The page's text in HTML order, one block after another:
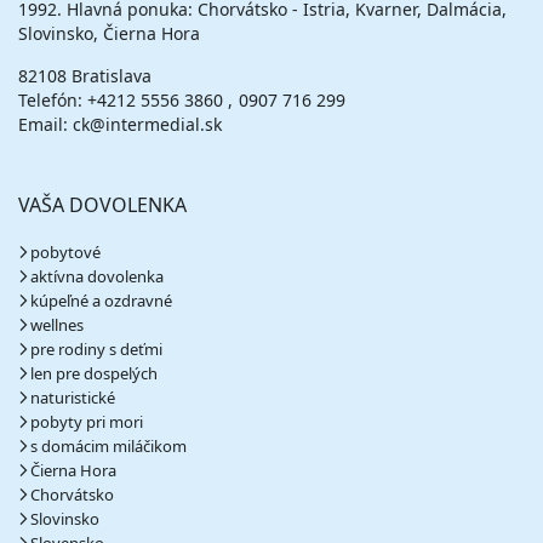
cena za 6 dní (5 nocí)
1992. Hlavná ponuka: Chorvátsko - Istria, Kvarner, Dalmácia,
Slovinsko, Čierna Hora
82108 Bratislava
Telefón: +4212 5556 3860
0907 716 299
Email: ck@intermedial.sk
VAŠA DOVOLENKA
pobytové
aktívna dovolenka
kúpeľné a ozdravné
wellnes
pre rodiny s deťmi
len pre dospelých
naturistické
pobyty pri mori
s domácim miláčikom
Čierna Hora
Chorvátsko
Slovinsko